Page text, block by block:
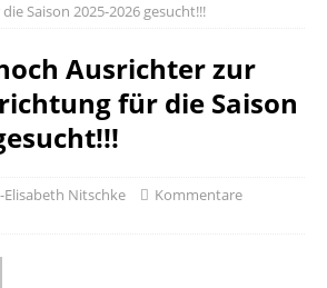
Saison 2025-2026 gesucht!!!
Ausrichter zur
für die Saison
Elisabeth Nitschke
Kommentare